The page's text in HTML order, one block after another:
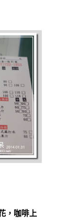
，咖啡上